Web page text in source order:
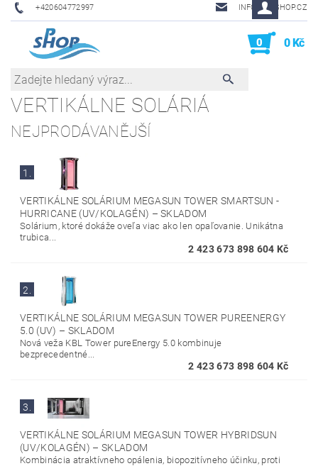
+420604772997 INFO@PHSHOP.CZ
0 0 Kč
VERTIKÁLNE SOLÁRIÁ
NEJPRODÁVANĚJŠÍ
1.
VERTIKÁLNE SOLÁRIUM MEGASUN TOWER SMARTSUN -
HURRICANE (UV/KOLAGÉN) –SKLADOM
Solárium, ktoré dokáže oveľa viac ako len opaľovanie. Unikátna
trubica...
2 423 673 898 604 Kč
2.
VERTIKÁLNE SOLÁRIUM MEGASUN TOWER PUREENERGY
5.0 (UV) – SKLADOM
Nová veža KBL Tower pureEnergy 5.0 kombinuje
bezprecedentné...
2 423 673 898 604 Kč
3.
VERTIKÁLNE SOLÁRIUM MEGASUN TOWER HYBRIDSUN
(UV/KOLAGÉN) – SKLADOM
Kombinácia atraktívneho opálenia, biopozitívneho účinku, proti